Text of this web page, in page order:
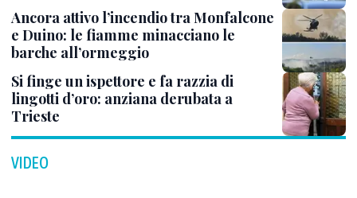
Ancora attivo l’incendio tra Monfalcone
e Duino: le fiamme minacciano le
barche all’ormeggio
Si finge un ispettore e fa razzia di
lingotti d’oro: anziana derubata a
Trieste
VIDEO